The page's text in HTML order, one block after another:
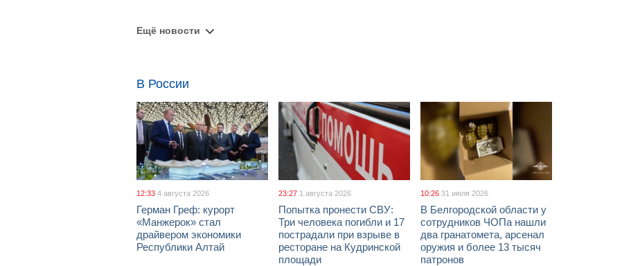
Ещё новости
В России
12:33 4 августа 2026
Герман Греф: курорт
«Манжерок» стал
драйвером экономики
Республики Алтай
23:27 1 августа 2026
Попытка пронести СВУ:
Три человека погибли и 17
пострадали при взрыве в
ресторане на Кудринской
площади
10:26 31 июля 2026
В Белгородской области у
сотрудников ЧОПа нашли
два гранатомета, арсенал
оружия и более 13 тысяч
патронов